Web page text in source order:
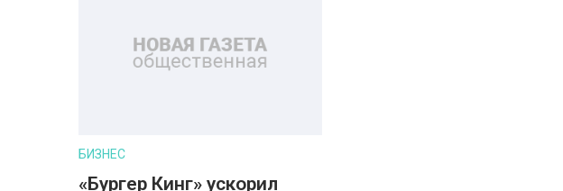
БИЗНЕС
«Бургер Кинг» ускорил